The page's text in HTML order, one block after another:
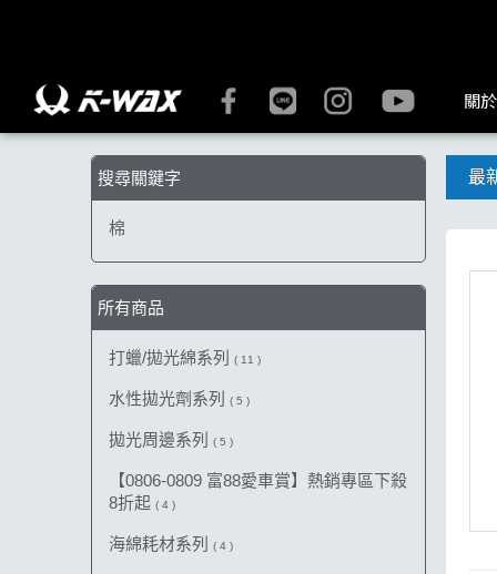
關
搜尋關鍵字
棉
所有商品
打蠟/拋光綿系列 ( 11 )
水性拋光劑系列 ( 5 )
拋光周邊系列 ( 5 )
【0806-0809 富88愛車賞】熱銷專區下殺
8折起 ( 4 )
海綿耗材系列 ( 4 )
最